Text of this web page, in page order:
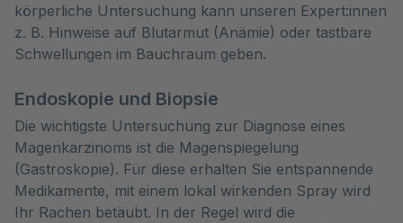
körperliche Untersuchung kann unseren Expert:innen
z. B. Hinweise auf Blutarmut (Anämie) oder tastbare
Schwellungen im Bauchraum geben.
Endoskopie und Biopsie
Die wichtigste Untersuchung zur Diagnose eines
Magenkarzinoms ist die Magenspiegelung
(Gastroskopie). Für diese erhalten Sie entspannende
Medikamente, mit einem lokal wirkenden Spray wird
Ihr Rachen betäubt. In der Regel wird die